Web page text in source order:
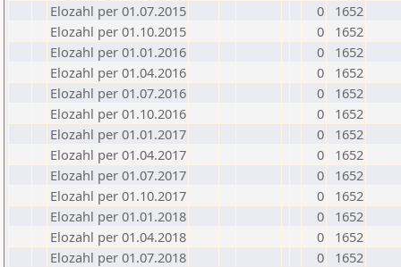
Elozahl per 01.07.2015
0
1652
Elozahl per 01.10.2015
0
1652
Elozahl per 01.01.2016
0
1652
Elozahl per 01.04.2016
0
1652
Elozahl per 01.07.2016
0
1652
Elozahl per 01.10.2016
0
1652
Elozahl per 01.01.2017
0
1652
Elozahl per 01.04.2017
0
1652
Elozahl per 01.07.2017
0
1652
Elozahl per 01.10.2017
0
1652
Elozahl per 01.01.2018
0
1652
Elozahl per 01.04.2018
0
1652
Elozahl per 01.07.2018
0
1652